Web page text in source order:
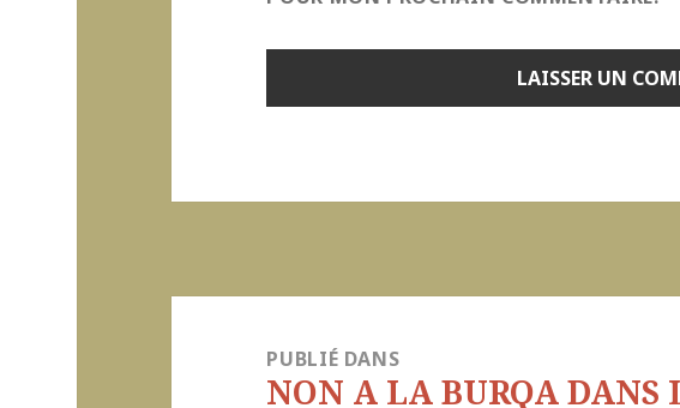
l’article
PUBLIÉ DANS
NON A LA BURQA DANS